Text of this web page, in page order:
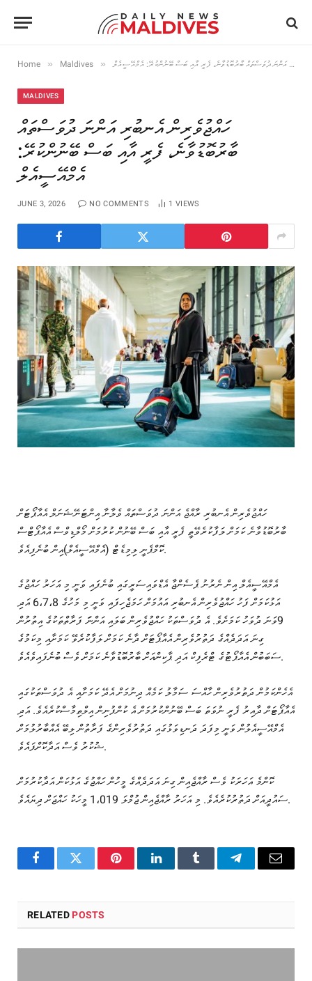
Home » Maldives » ހައްޖުވެރިން އެނބުރި އަންނަ ދުވަސްތައް ބާރުބޮޑުވާނެ، ފެރީ އާއި ބަސް ބޭނުންކުރޭ: އެމްއޭސީއެލް
MALDIVES
ހައްޖުވެރިން އެނބުރި އަންނަ ދުވަސްތައް
ބާރުބޮޑުވާނެ، ފެރީ އާއި ބަސް ބޭނުންކުރޭ:
އެމްއޭސީއެލް
JUNE 3, 2026 NO COMMENTS 1 VIEWS
ހައްޖުވެރިން އެނބުރި ރާއްޖެ އަންނަ ދުވަސްތައް ވެލާނާ އިންޓަނޭޝަނަލް އެއާޕޯޓަށް
ބާރުބޮޑުވާނެ ކަމަށް ލަފާކުރެވޭތީ ފެރީ އާއި ބަސް ބޭނުން ކުރުމަށް މޯލްޑިވްސް އެއާޕޯޓްސް
ކޮމްޕެނީ ލިމިޑެޓް (އެމްއޭސީއެލް)އިން ބުނެފިއެވެ.
އެމްއޭސީއެލް އިން ނެރުނު ޕެސެންޖާ އެޑްވައިސަރީގައި ބުނެފައި ވަނީ މި އަހަރު ހައްޖުގެ
އަޅުކަމަށް ފަހު ހައްޖުވެރިން އެނބުރި އައުމަށް ހަމަޖެހިފައި ވަނީ މި މަހުގެ 6،7،8 އަދި
9ވަނަ ދުވަހު ކަމަށެވެ. އެ ދުވަސްތަކު ހައްޖުވެރިން ބަލައި އަންނަަ ފަރާތްތަކުގެ އިތުރުން
ގިނަ އަދަދެއްގެ ދަތުރުވެރިން އެއާޕޯޓަށް ދާނެ ކަމަށް ލަފާކުރެވޭ ކަމަށާއި މިކަމުގެ
ސަބަބުން އެއާޕޯޓުގެ ޓްރެފިކް އަދި ޕާކިންއަށް ބާރުބޮޑުވާނެ ކަމަށް ވެސް ބުނެފައިވެއެވެ.
އެހެންކަމުން ދަތުރުވެރިން ހާއްސަ ސަމާލު ކަމެއް ދިނުމަށް އެދޭ ކަމަށާއި އެ ދުވަސްތަކުގައި
އެއާޕޯޓަށް ދާއިރު ފެރީ ނުވަތަ ބަސް ބޭނުންކުރުމަށް އެ ކުންފުނިން އިލްތިމާސްކުރެއެވެ. އަދި
އެމްއޭސީއެލުން ވަނީ މިފަދަ ދަނޑިވަޅުގައި ދަތުރުވެރިންގެ ފަރާތުން ލިބޭ އެއްބާރުލުމަށް
ޝުކުރު ވެސް އަދާކޮށްފައެވެ.
ކޮންމެ އަހަރަކު ވެސް ރާއްޖެއިން ގިނަ އަދަދެއްގެ މީހުން ހައްޖުގެ އަޅުކަން އަދާކުރުމަށް
ސައުދީއަށް ދަތުރުކުރެއެވެ. މި އަހަރު ރާއްޖެއިން ޖުމްލަ 1،019 މީހަކު ހައްޖަށް ދިޔައެވެ.
FacebookTwitter PinterestLinkedInTumblr TelegramEmail
RELATED POSTS